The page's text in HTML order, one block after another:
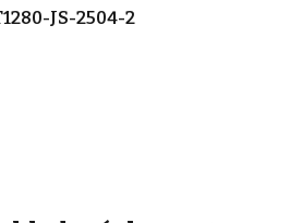
JS-2504-2